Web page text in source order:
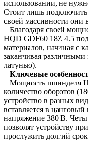
использовании, не
Стоит лишь подключить
своей массивности они
Благодаря своей
HQD GDF60 18Z 4.5
материалов, начиная с
заканчивая
латунью).
Ключевые
Мощность шпинделя
количество оборотов
устройство в разных
вставляется в
напряжение 380 В.
позволят устройству
прослужить долгий